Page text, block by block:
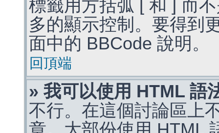
標籤用方括弧 [ 和 ] 而
多的顯示控制。要得到
面中的 BBCode 說明。
回頂端
» 我可以使用 HTML 語
不行。在這個討論區上